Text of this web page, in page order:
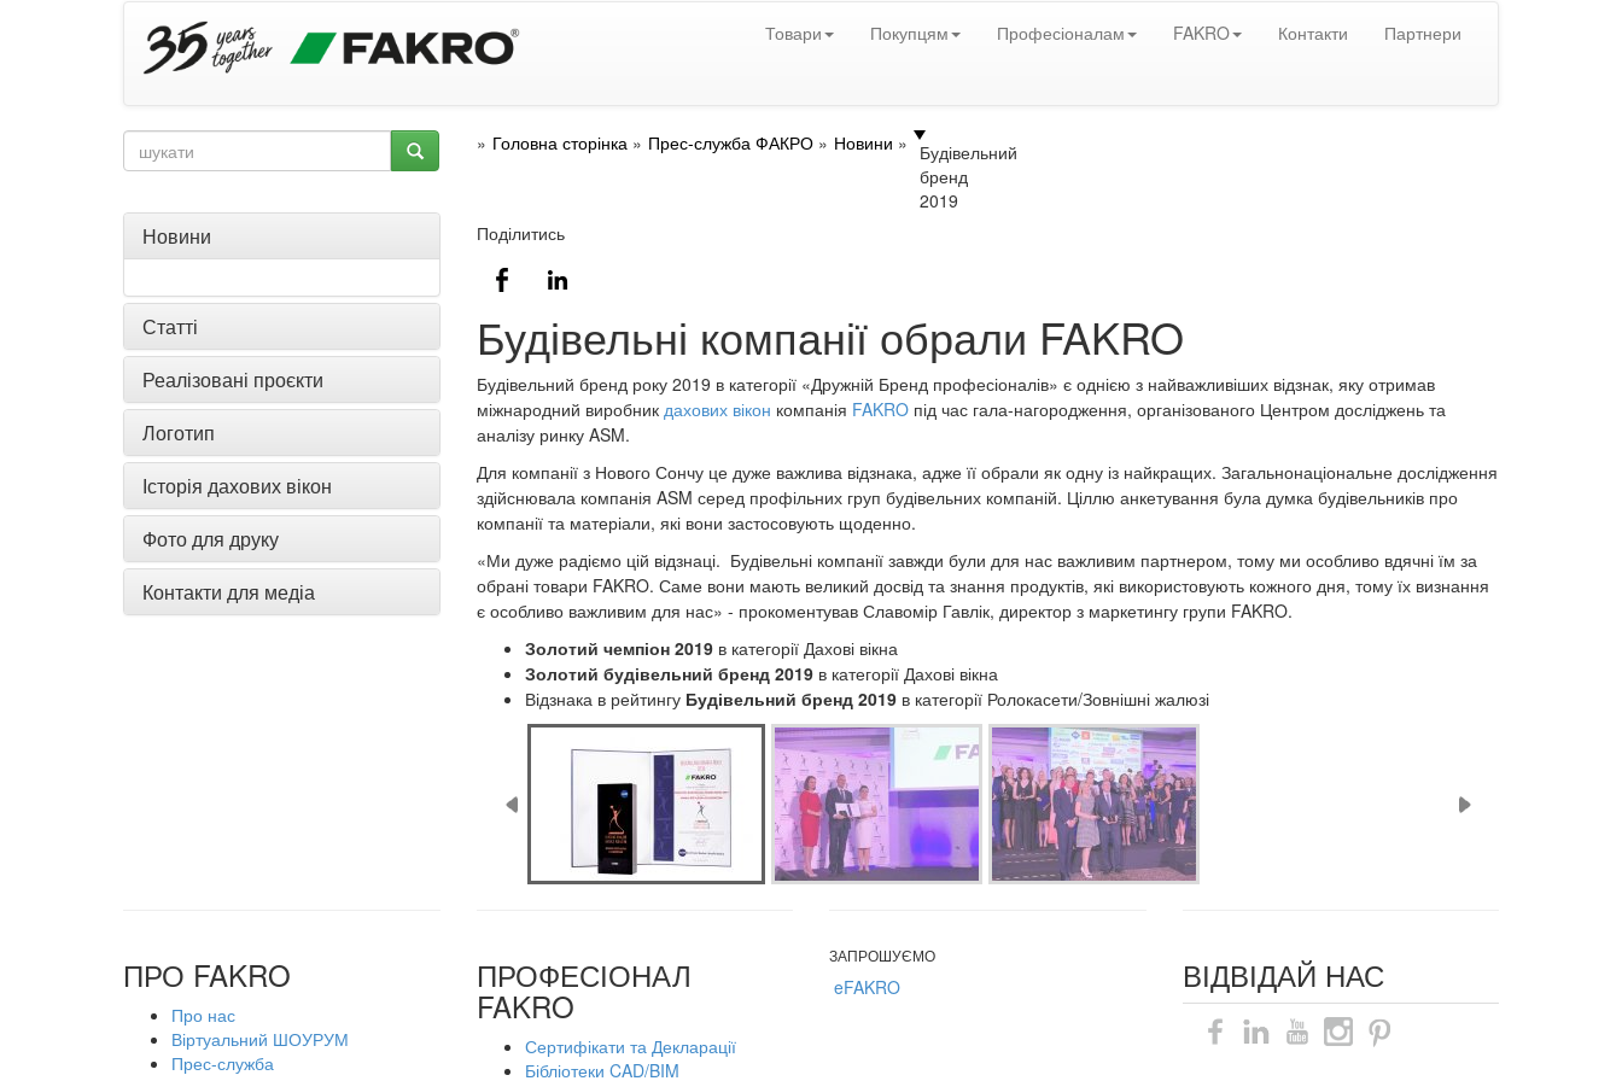
Товари Покупцям Професіоналам FAKRO Контакти Партнери
Головна сторінка Прес-служба ФАКРО Новини
Будівельний
бренд
2019
Новини
Статті
Реалізовані проєкти
Логотип
Історія дахових вікон
Фото для друку
Контакти для медіа
Поділитись
Будівельні компанії обрали FAKRO
Будівельний бренд року 2019 в категорії «Дружній Бренд професіоналів» є однією з найважливіших відзнак, яку отримав
міжнародний виробник дахових вікон компанія FAKROпід час гала-нагородження, організованого Центром досліджень та
аналізу ринку ASM.
Для компанії з Нового Сончу це дуже важлива відзнака, адже її обрали як одну із найкращих. Загальнонаціональне дослідження
здійснювала компанія ASM серед профільних груп будівельних компаній. Ціллю анкетування була думка будівельників про
компанії та матеріали, які вони застосовують щоденно.
«Ми дуже радіємо цій відзнаці. Будівельні компанії завжди були для нас важливим партнером, тому ми особливо вдячні їм за
обрані товари FAKRO. Саме вони мають великий досвід та знання продуктів, які використовують кожного дня, тому їх визнання
є особливо важливим для нас» - прокоментував Славомір Гавлік, директор з маркетингу групи FAKRO.
Золотий чемпіон 2019в категорії Дахові вікна
Золотий будівельний бренд 2019в категорії Дахові вікна
Відзнака в рейтингу Будівельний бренд 2019 в категорії Ролокасети/Зовнішні жалюзі
ПРО FAKRO
Про нас
Віртуальний ШОУРУМ
Прес-служба
ПРОФЕСІОНАЛ
FAKRO
Сертифікати та Декларації
Бібліотеки CAD/BIM
ЗАПРОШУЄМО
eFAKRO ВІДВІДАЙ НАС